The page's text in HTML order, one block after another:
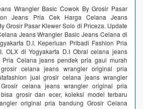
Wrangler Basic Cowok By Grosir Pasar
Jeans Pria Cek Harga Celana Jeans
Grosir Pasar Klewer Solo di Priceza. Update
Jeans Wrangler Basic Jeans Celana di
D.I. Keperluan Pribadi Fashion Pria
OLX di Yogyakarta D.I Obral celana jeans
Pria Celana jeans pendek pria gaul murah
celana jeans wrangler original pria
jual grosir celana jeans wrangler
celana jeans wrangler original pria
grosir dan ecer, koleksi model terbaru
original pria bandung Grosir Celana